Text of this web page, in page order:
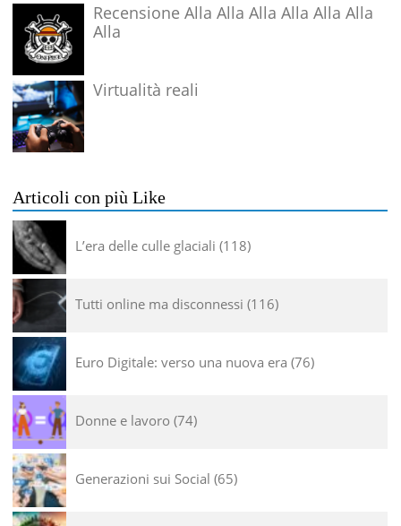
Recensione Alla Alla Alla Alla Alla Alla
Alla
Virtualità reali
Articoli con più Like
L’era delle culle glaciali 118
Tutti online ma disconnessi 116
Euro Digitale: verso una nuova era 76
Donne e lavoro 74
Generazioni sui Social 65